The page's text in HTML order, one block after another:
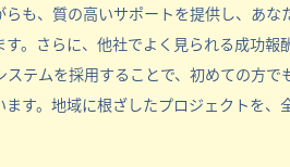
も、質の高いサポートを提供し、あな
。さらに、他社でよく見られる成功報
テムを採用することで、初めての方で
す。地域に根ざしたプロジェクトを、